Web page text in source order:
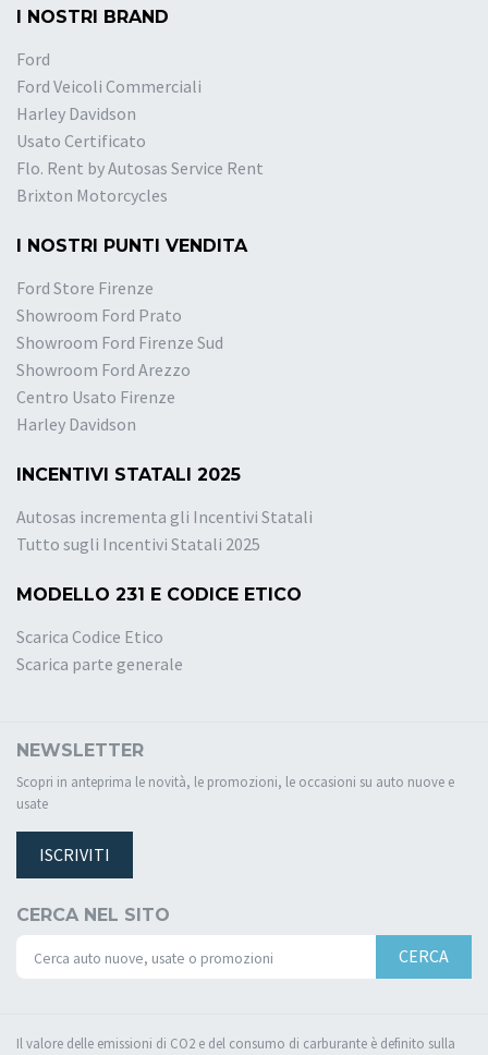
I NOSTRI BRAND
Ford
Ford Veicoli Commerciali
Harley Davidson
Usato Certificato
Flo. Rent by Autosas Service Rent
Brixton Motorcycles
I NOSTRI PUNTI VENDITA
Ford Store Firenze
Showroom Ford Prato
Showroom Ford Firenze Sud
Showroom Ford Arezzo
Centro Usato Firenze
Harley Davidson
INCENTIVI STATALI 2025
Autosas incrementa gli Incentivi Statali
Tutto sugli Incentivi Statali 2025
MODELLO 231 E CODICE ETICO
Scarica Codice Etico
Scarica parte generale
NEWSLETTER
Scopri in anteprima le novità, le promozioni, le occasioni su auto nuove e
usate
ISCRIVITI
CERCA NEL SITO
CERCA
Il valore delle emissioni di CO2 e del consumo di carburante è definito sulla